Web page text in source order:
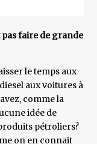
faire de grande
le temps aux
aux voitures à
comme la
idée de
pétroliers?
on en connait